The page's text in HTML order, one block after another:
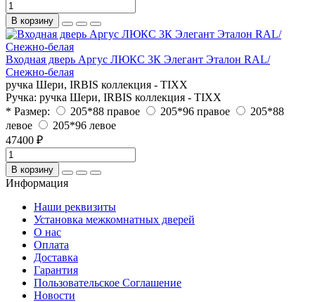
В корзину
Входная дверь Аргус ЛЮКС 3К Элегант Эталон RAL/
Снежно-белая
ручка Шери, IRBIS коллекция - TIXX
Ручка: ручка Шери, IRBIS коллекция - TIXX
* Размер:
205*88 правое 205*96 правое
205*88
левое
205*96 левое
47400 ₽
В корзину
Информация
Наши реквизиты
Установка межкомнатных дверей
О нас
Оплата
Доставка
Гарантия
Пользовательское Соглашение
Новости